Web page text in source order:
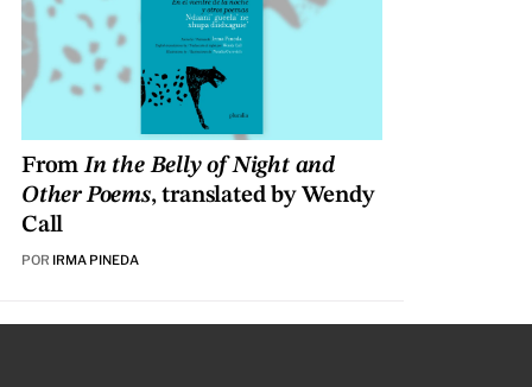
FromIn the Belly of Night and
Other Poems, translated by Wendy
Call
POR IRMA PINEDA